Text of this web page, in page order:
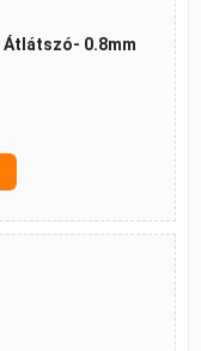
Átlátszó- 0.8mm